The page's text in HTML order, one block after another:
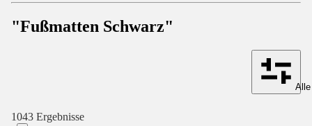
"Fußmatten Schwarz"
1043 Ergebnisse